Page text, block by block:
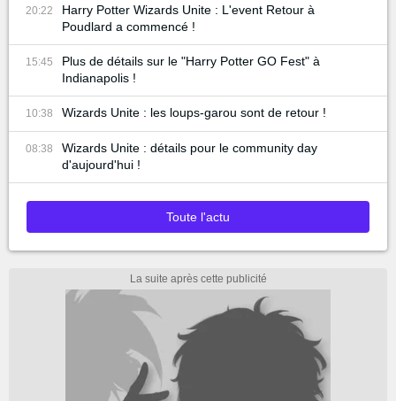
20:22
Harry Potter Wizards Unite : L'event Retour à
Poudlard a commencé !
15:45
Plus de détails sur le "Harry Potter GO Fest" à
Indianapolis !
10:38 Wizards Unite : les loups-garou sont de retour !
08:38
Wizards Unite : détails pour le community day
d'aujourd'hui !
Toute l'actu